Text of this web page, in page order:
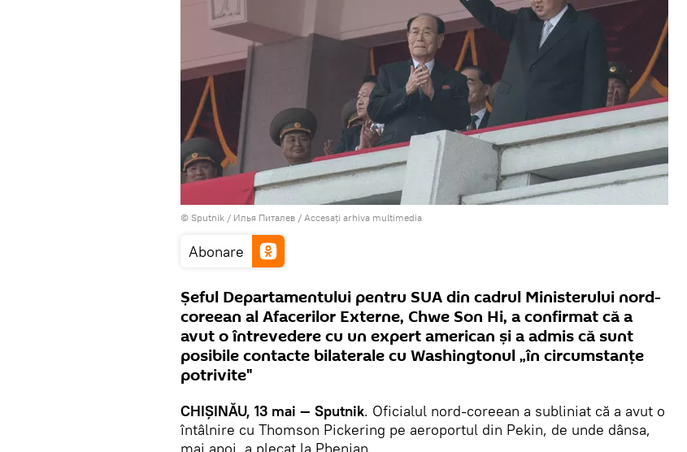
© Sputnik / Илья Питалев / Accesați arhiva multimedia
Abonare
Șeful Departamentului pentru SUA din cadrul Ministerului nord-
coreean al Afacerilor Externe, Chwe Son Hi, a confirmat că a
avut o întrevedere cu un expert american și a admis că sunt
posibile contacte bilaterale cu Washingtonul „în circumstanțe
potrivite"
CHIȘINĂU, 13 mai — Sputnik. Oficialul nord-coreean a subliniat că a avut o
întâlnire cu Thomson Pickering pe aeroportul din Pekin, de unde dânsa,